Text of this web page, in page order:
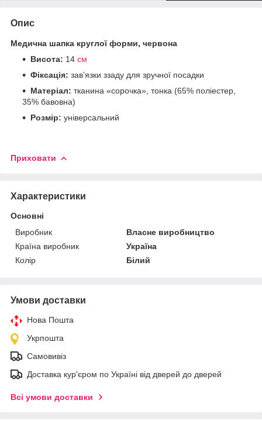
Опис
Медична шапка круглої форми, червона
Висота: 14 см
Фіксація: зав’язки ззаду для зручної посадки
Матеріал: тканина «сорочка», тонка (65% поліестер,
35% бавовна)
Розмір: універсальний
Приховати
Характеристики
Основні
Виробник
Власне виробництво
Країна виробник
Україна
Колір
Білий
Умови доставки
Нова Пошта
Укрпошта
Самовивіз
Доставка кур'єром по Україні від дверей до дверей
Всі умови доставки